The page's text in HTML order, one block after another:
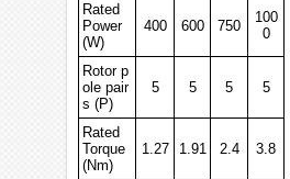
Rated
Power
(W)
400 600 750
100
0
Rotor p
ole pair
s (P)
5 5 5 5
Rated
Torque
(Nm)
1.27 1.91 2.4 3.8